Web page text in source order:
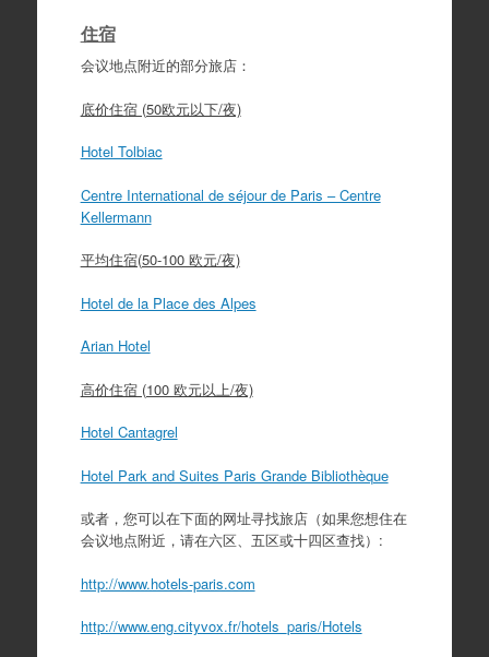
住宿
会议地点附近的部分旅店：
底价住宿 (50欧元以下/夜)
Hotel Tolbiac
Centre International de séjour de Paris – Centre
Kellermann
平均住宿(50-100 欧元/夜)
Hotel de la Place des Alpes
Arian Hotel
高价住宿 (100 欧元以上/夜)
Hotel Cantagrel
Hotel Park and Suites Paris Grande Bibliothèque
或者，您可以在下面的网址寻找旅店（如果您想住在
会议地点附近，请在六区、五区或十四区查找）:
http://www.hotels-paris.com
http://www.eng.cityvox.fr/hotels_paris/Hotels